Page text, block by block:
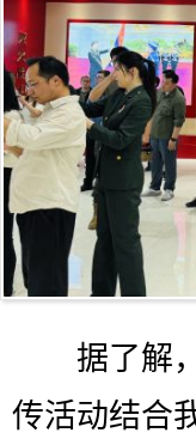
据了解，
传活动结合